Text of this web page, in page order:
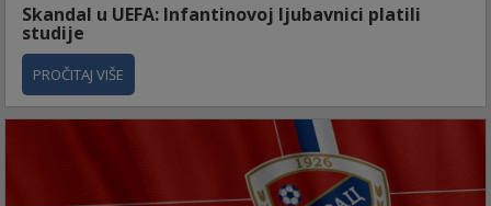
Skandal u UEFA: Infantinovoj ljubavnici platili
studije
PROČITAJ VIŠE